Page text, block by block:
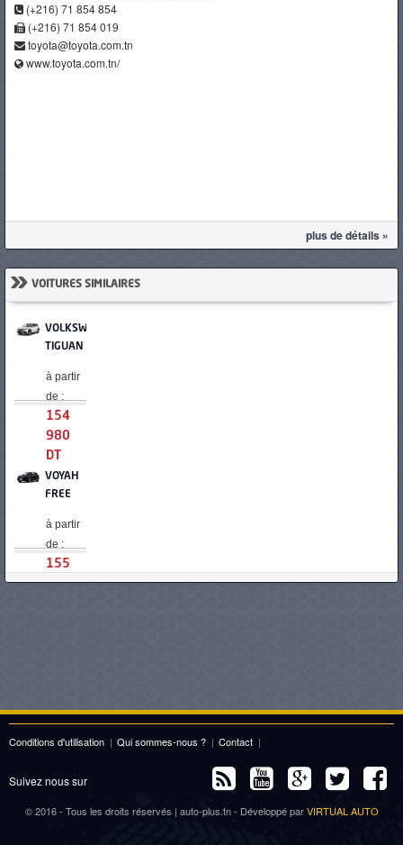
(+216) 71 854 854
(+216) 71 854 019
toyota@toyota.com.tn
www.toyota.com.tn/
plus de détails »
» VOITURES SIMILAIRES
VOLKSWAGEN
TIGUAN
à partir
de :
154
980
DT
VOYAH
FREE
à partir
de :
155
000
158
HYBRIDE
Conditions d'utilisation | Qui sommes-nous ? | Contact |
Suivez nous sur
© 2016 - Tous les droits réservés | auto-plus.tn - Développé parVIRTUAL AUTO